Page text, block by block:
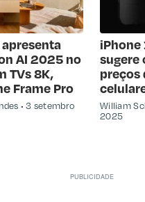
AI 2025 no
TVs 8K,
Frame Pro
3 setembro
iPhone
sugere
preços
William
2025